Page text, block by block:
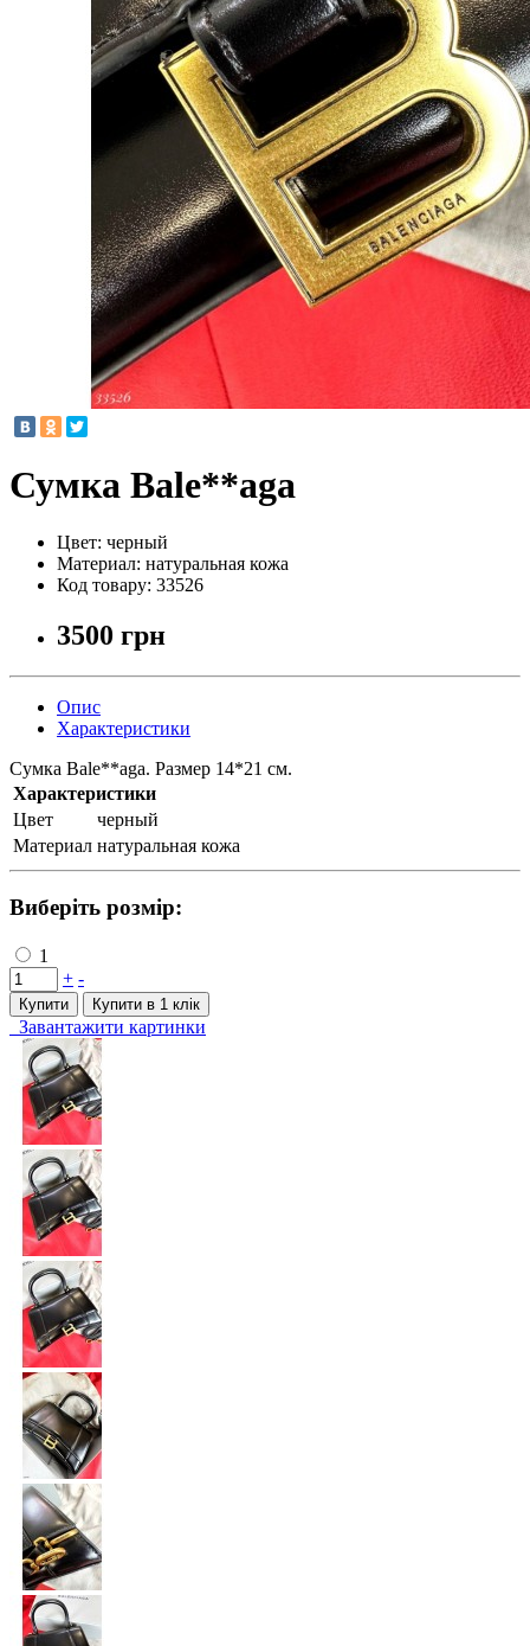
Сумка Bale**aga
Цвет: черный
Материал: натуральная кожа
Код товару: 33526
3500 грн
Опис
Характеристики
Сумка Bale**aga. Размер 14*21 см.
Характеристики
Цвет
черный
Материал натуральная кожа
Виберіть розмір:
1
+ -
Купити Купити в 1 клiк
Завантажити картинки